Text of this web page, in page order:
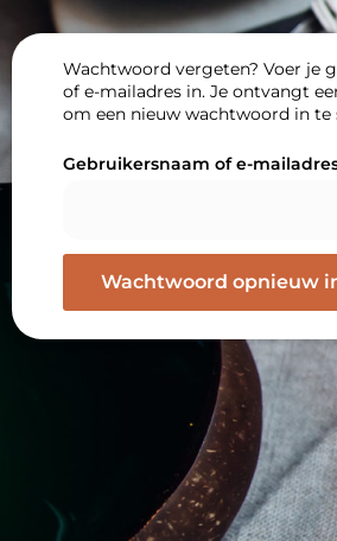
Wachtwoord vergeten? Voer je
of e-mailadres in. Je ontvangt
om een nieuw wachtwoord in te
Gebruikersnaam of e-
Wachtwoord opnieuw